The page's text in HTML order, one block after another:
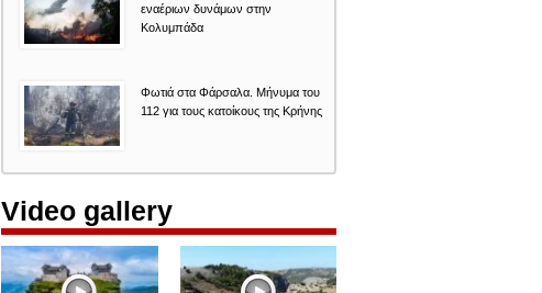
εναέριων δυνάμων στην
Κολυμπάδα
Φωτιά στα Φάρσαλα. Μήνυμα του
112 για τους κατοίκους της Κρήνης
Video gallery